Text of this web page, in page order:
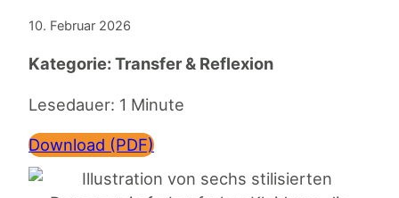
10. Februar 2026
Kategorie:Transfer & Reflexion
Lesedauer: 1 Minute
Download (PDF)